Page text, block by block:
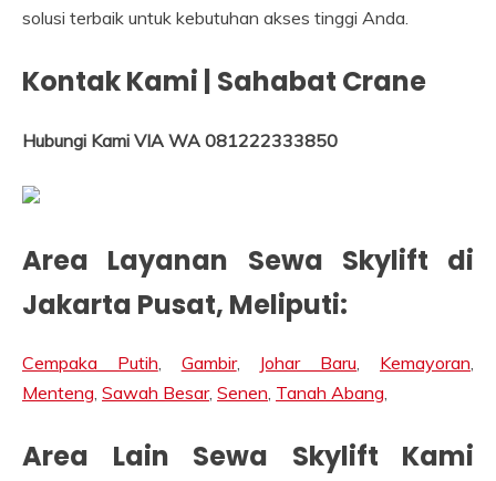
solusi terbaik untuk kebutuhan akses tinggi Anda.
Kontak Kami | Sahabat Crane
Hubungi Kami VIA WA 081222333850
Area Layanan Sewa Skylift di
Jakarta Pusat, Meliputi:
Cempaka Putih, Gambir, Johar Baru, Kemayoran,
Menteng, Sawah Besar, Senen, Tanah Abang,
Area Lain Sewa Skylift Kami